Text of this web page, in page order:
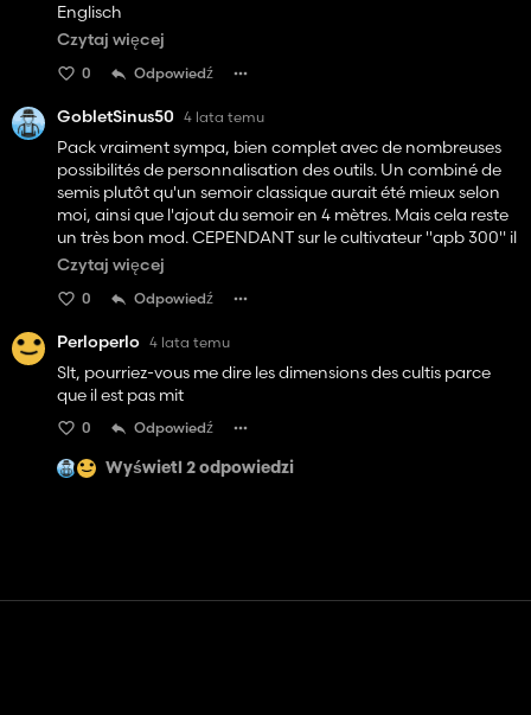
Englisch
Moin, I wanted to ask you if I can republish your pack in
Moin ich wollte dich fragen ob ich dein Pack im Ls22 neu
veröffentlichen darf
Czytaj więcej
0 Odpowiedź
GobletSinus50 4 lata temu
Pack vraiment sympa, bien complet avec de nombreuses
possibilités de personnalisation des outils. Un combiné de
semis plutôt qu'un semoir classique aurait été mieux selon
moi, ainsi que l'ajout du semoir en 4 mètres. Mais cela reste
un très bon mod. CEPENDANT sur le cultivateur "apb 300" il
y a la possibilités de régler la hauteur du rouleau afin
d'activer ou non le mode "subsoiler" (labour)
malheureusement c'est mal fait car le labour est actif
étant donné que la profondeur de l'outil se gère via ce
rouleau. Plus le rouleau est "bas", plus le travail est
superficiel et non l'inverse. D'ailleurs on le voit légèrement
lorsque l'on bouge ce rouleau avec l'outil en terre. Les dents
remontent légèrement alors que le mod "travail profond"
est activé. c'est du détail mais moi ca m'a sauté aux yeux et
déranger quand même un peu.
Czytaj więcej
0 Odpowiedź
Perloperlo 4 lata temu
Slt, pourriez-vous me dire les dimensions des cultis parce
que il est pas mit
0 Odpowiedź
Wyświetl 2 odpowiedzi